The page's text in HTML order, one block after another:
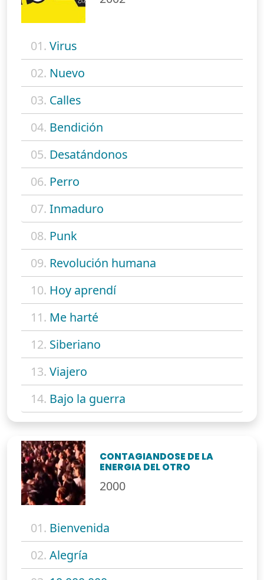
01. Virus
02. Nuevo
03. Calles
04. Bendición
05. Desatándonos
06. Perro
07. Inmaduro
08. Punk
09. Revolución humana
10. Hoy aprendí
11. Me harté
12. Siberiano
13. Viajero
14. Bajo la guerra
CONTAGIANDOSE DE LA
ENERGIA DEL OTRO
2000
01. Bienvenida
02. Alegría